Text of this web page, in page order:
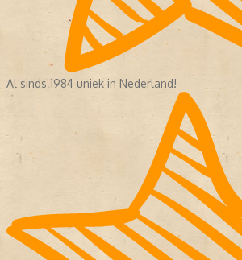
Al sinds 1984 uniek in Nederland!